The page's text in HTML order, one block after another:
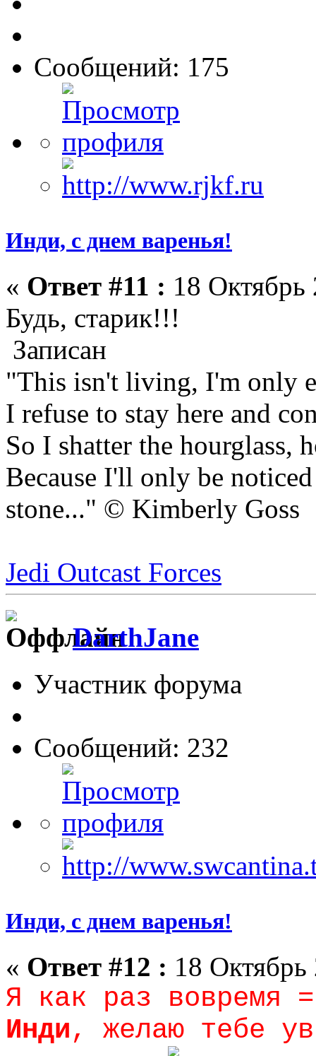
Сообщений: 175
Инди, с днем варенья!
« Ответ #11 : 18
Будь, старик!!!
Записан
"This isn't living, I'm only
I refuse to stay here and
So I shatter the hourglass,
Because I'll only be
stone..." © Kimberly Goss
Jedi Outcast Forces
DarthJane
Участник форума
Сообщений: 232
Инди, с днем варенья!
« Ответ #12 : 18
Я как раз вовремя
Инди, желаю тебе